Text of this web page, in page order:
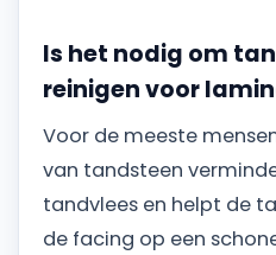
Is het nodig om
reinigen voor
Voor de meeste
van tandsteen
tandvlees en helpt de
de facing op een